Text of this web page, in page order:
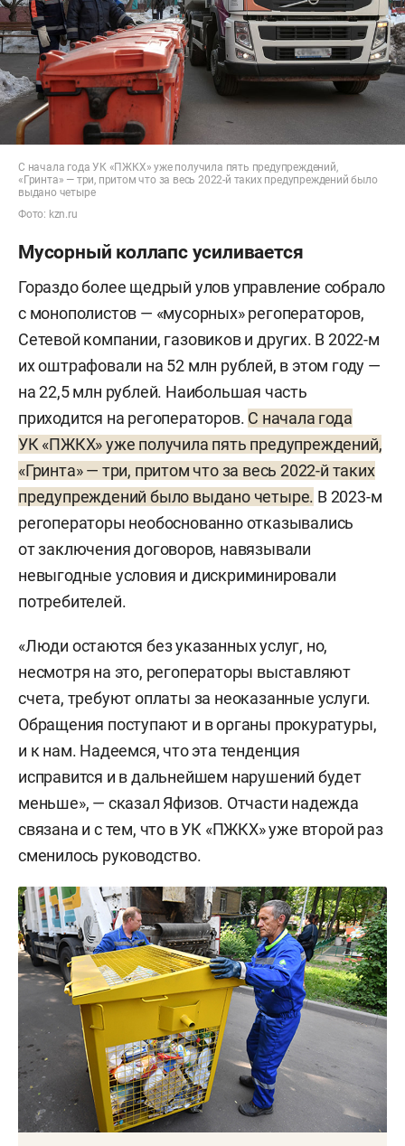
С начала года УК «ПЖКХ» уже получила пять предупреждений,
«Гринта» — три, притом что за весь 2022-й таких предупреждений было
выдано четыре
Фото: kzn.ru
Мусорный коллапс усиливается
Гораздо более щедрый улов управление собрало
с монополистов — «мусорных» регоператоров,
Сетевой компании, газовиков и других. В 2022-м
их оштрафовали на 52 млн рублей, в этом году —
на 22,5 млн рублей. Наибольшая часть
приходится на регоператоров. С начала года
УК «ПЖКХ» уже получила пять предупреждений,
«Гринта» — три, притом что за весь 2022-й таких
предупреждений было выдано четыре. В 2023-м
регоператоры необоснованно отказывались
от заключения договоров, навязывали
невыгодные условия и дискриминировали
потребителей.
«Люди остаются без указанных услуг, но,
несмотря на это, регоператоры выставляют
счета, требуют оплаты за неоказанные услуги.
Обращения поступают и в органы прокуратуры,
и к нам. Надеемся, что эта тенденция
исправится и в дальнейшем нарушений будет
меньше», — сказал Яфизов. Отчасти надежда
связана и с тем, что в УК «ПЖКХ» уже второй раз
сменилось руководство.